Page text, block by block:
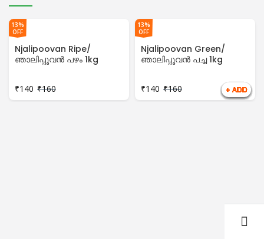
13%
OFF
Njalipoovan Ripe/
ഞാലിപ്പൂവൻ പഴം 1kg
₹160
₹140
13%
OFF
Njalipoovan Green/
ഞാലിപ്പൂവൻ പച്ച 1kg
₹160
₹140